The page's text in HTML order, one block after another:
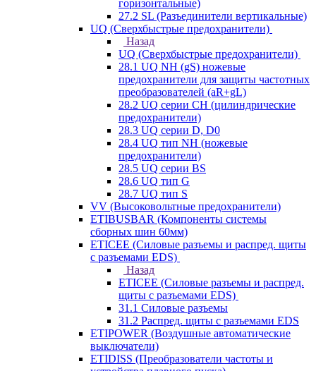
горизонтальные)
27.2 SL (Разъединители вертикальные)
UQ (Сверхбыстрые предохранители)
Назад
UQ (Сверхбыстрые предохранители)
28.1 UQ NH (gS) ножевые
предохранители для защиты частотных
преобразователей (aR+gL)
28.2 UQ серии CH (цилиндрические
предохранители)
28.3 UQ серии D, D0
28.4 UQ тип NH (ножевые
предохранители)
28.5 UQ серии BS
28.6 UQ тип G
28.7 UQ тип S
VV (Высоковольтные предохранители)
ETIBUSBAR (Компоненты системы
сборных шин 60мм)
ETICEE (Силовые разъемы и распред. щиты
с разъемами EDS)
Назад
ETICEE (Силовые разъемы и распред.
щиты с разъемами EDS)
31.1 Силовые разъемы
31.2 Распред. щиты с разъемами EDS
ETIPOWER (Воздушные автоматические
выключатели)
ETIDISS (Преобразователи частоты и